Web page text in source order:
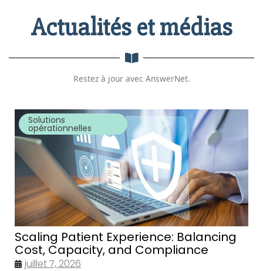
Actualités et médias
Restez à jour avec AnswerNet.
Solutions
opérationnelles
Scaling Patient Experience: Balancing
Cost, Capacity, and Compliance
juillet 7, 2026